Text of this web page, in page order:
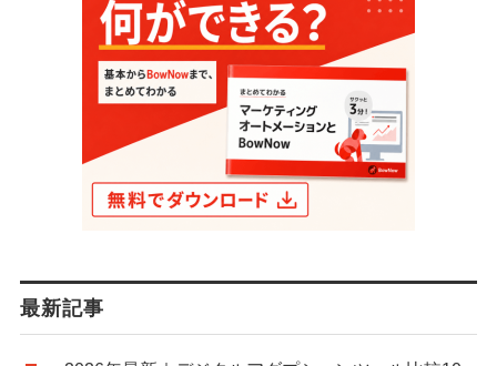
最新記事